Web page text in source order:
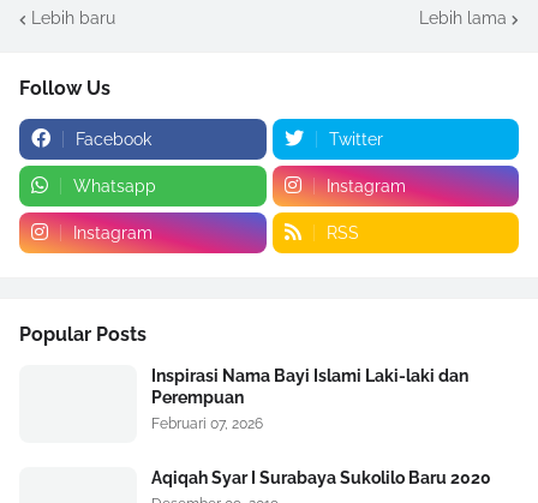
Lebih baru Lebih lama
Follow Us
Facebook Twitter
Whatsapp Instagram
Instagram RSS
Popular Posts
Inspirasi Nama Bayi Islami Laki-laki dan
Perempuan
Februari 07, 2026
Aqiqah Syar I Surabaya Sukolilo Baru 2020